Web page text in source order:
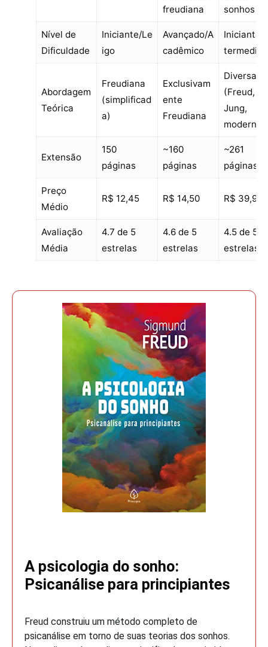
freudiana
sonhos
Nível de
Dificuldade
Iniciante/Le
igo
Avançado/A
cadêmico
Iniciante/
Abordagem
Teórica
Freudiana
(simplificad
a)
Exclusivam
ente
Freudiana
Diversas
(Freud,
Jung,
moderna)
Extensão
150
páginas
~160
páginas
~261
páginas
Preço
Médio
R$ 12,45 R$ 14,50 R$ 39,90
Avaliação
Média
4.7 de 5
estrelas
4.6 de 5
estrelas
4.5 de 5
estrelas
A psicologia do sonho:
Psicanálise para principiantes
Freud construiu um método completo de
psicanálise em torno de suas teorias dos sonhos.